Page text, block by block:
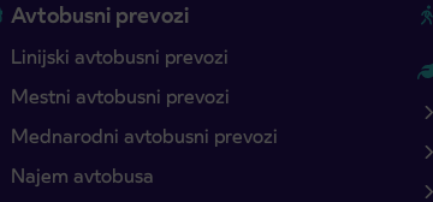
Avtobusni prevozi
Linijski avtobusni prevozi
Mestni avtobusni prevozi
Mednarodni avtobusni prevozi
Najem avtobusa